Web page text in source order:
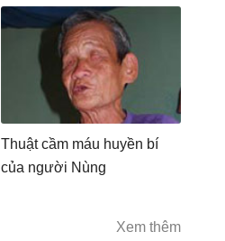
Thuật cầm máu huyền bí
của người Nùng
Xem thêm